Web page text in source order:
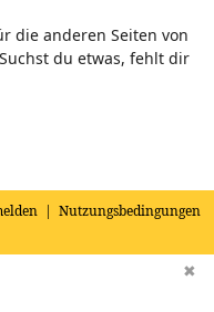
die anderen Seiten von
du etwas, fehlt dir
| Nutzungsbedingungen
✖